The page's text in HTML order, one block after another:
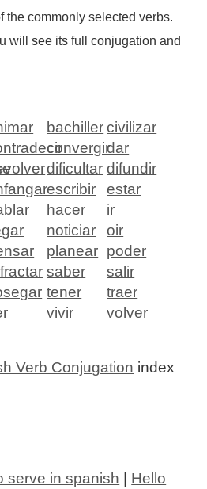
the commonly selected verbs.
will see its full conjugation and
bachiller civilizar
convergirdar
dificultar difundir
escribir
estar
hacer
ir
noticiar
oir
planear poder
saber
salir
tener
traer
vivir volver
Verb Conjugation index
serve in spanish
Hello